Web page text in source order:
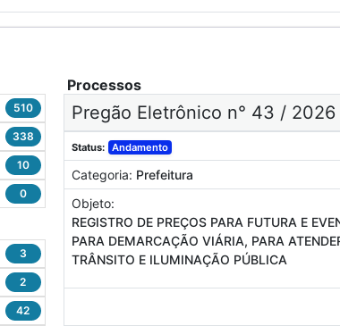
510
338
10
0
3
2
42
Processos
Pregão Eletrônico n° 43 / 2026
Status: Andamento
Categoria: Prefeitura
Objeto:
REGISTRO DE PREÇOS PARA FUTURA E
PARA DEMARCAÇÃO VIÁRIA, PARA
TRÂNSITO E ILUMINAÇÃO PÚBLICA